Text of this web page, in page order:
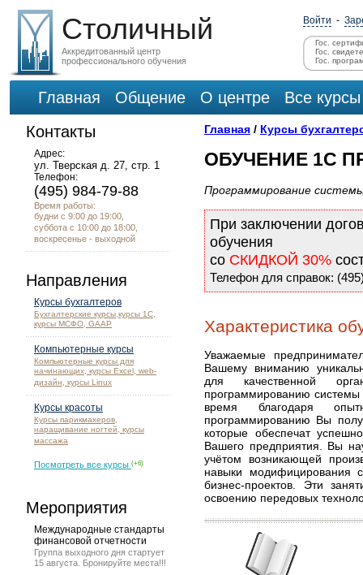
Столичный
Аккредитованный центр
профессионального обучения
Войти -
Гос.
Гос.
Гос.
Главная Общение О центре
Все курсы
Контакты
Адрес:
ул. Тверская д. 27, стр. 1
Телефон:
(495) 984-79-88
Время работы:
будни с 9:00 до 19:00,
суббота с 10:00 до 18:00,
воскресенье - выходной
Направления
Курсы бухгалтеров
Бухгалтерские курсы,курсы 1С,
курсы МСФО, GAAP
Компьютерные курсы
Компьютерные курсы для
начинающих, курсы Excel, web-
дизайн, курсы Linux
Курсы красоты
Курсы парикмахеров,
наращивание ногтей, курсы
массажа
Посмотреть все курсы (+6)
Мероприятия
Международные стандарты
финансовой отчетности
Группа выходного дня стартует
15 августа. Бронируйте места!!!
Главная / Курсы
ОБУЧЕНИЕ 1С
Программирование
При заключении
обучения
со СКИДКОЙ 30%
Телефон для справок:
Характеристика
Уважаемые
Вашему вниманию
для качественной
программированию
время благодаря
программированию Вы
которые обеспечат
Вашего предприятия. Вы
учётом возникающей
навыки модифицирования
бизнес-проектов. Эти
освоению передовых